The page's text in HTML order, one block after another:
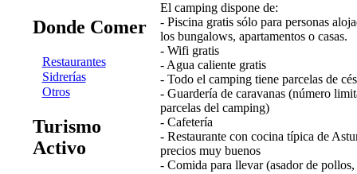
Donde Comer
Restaurantes
Sidrerías
Otros
Turismo
Activo
El camping dispone de:
- Piscina gratis sólo para personas
los bungalows, apartamentos o casas.
- Wifi gratis
- Agua caliente gratis
- Todo el camping tiene parcelas de
- Guardería de caravanas (número
parcelas del camping)
- Cafetería
- Restaurante con cocina típica de
precios muy buenos
- Comida para llevar (asador de pollos,